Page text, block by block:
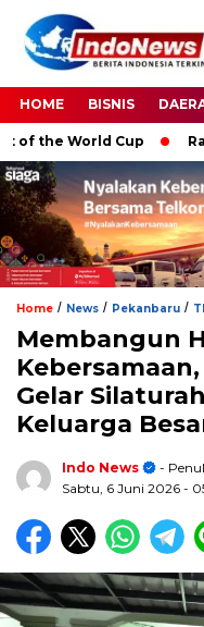
HOME BISNIS
World Cup
Home / News / Pekanbaru /
Membangun
Gelar
Keluarga
Indo News
-
Sabtu, 6 Juni 2026 -